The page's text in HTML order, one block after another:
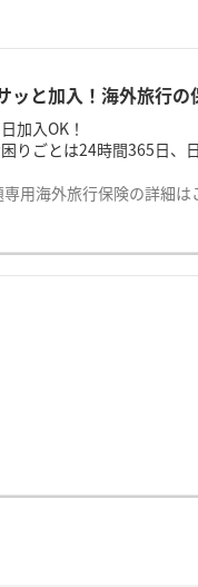
ッと加入！海外旅行の
加入OK！
りごとは24時間365日、
用海外旅行保険の詳細